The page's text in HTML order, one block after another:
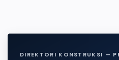
DIREKTORI KONSTRUKSI —